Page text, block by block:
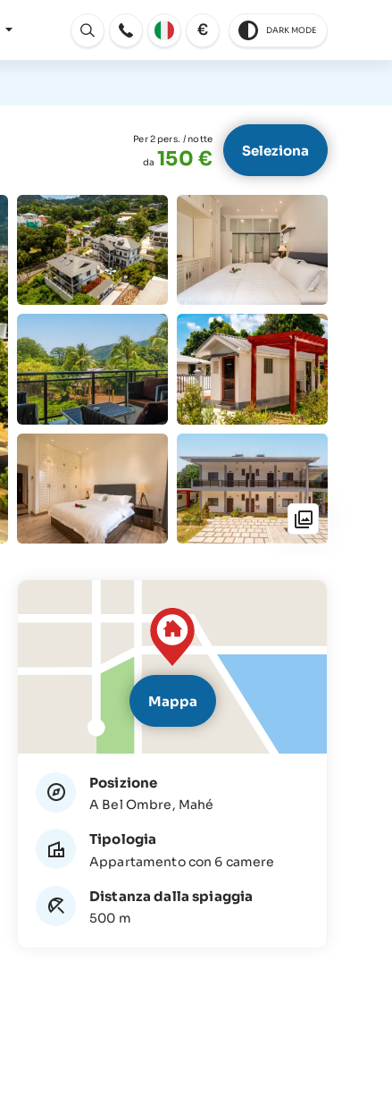
Aperto
€ DARK MODE
Per 2 pers. / notte
da 150 € Seleziona
Mappa
Posizione
A Bel Ombre, Mahé
Tipologia
Appartamento con 6 camere
Distanza dalla spiaggia
500 m